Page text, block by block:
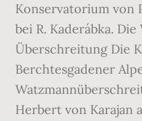
Konservatorium von
bei R. Kaderábka.
Überschreitung Die
Berchtesgadener
Herbert von Karajan